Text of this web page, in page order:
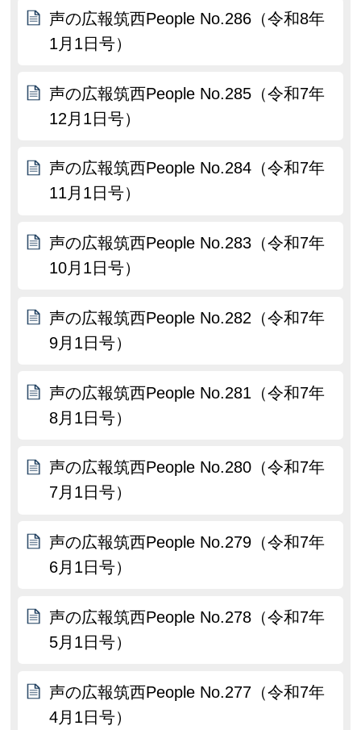
声の広報筑西People No.286（令和8年
1月1日号）
声の広報筑西People No.285（令和7年
12月1日号）
声の広報筑西People No.284（令和7年
11月1日号）
声の広報筑西People No.283（令和7年
10月1日号）
声の広報筑西People No.282（令和7年
9月1日号）
声の広報筑西People No.281（令和7年
8月1日号）
声の広報筑西People No.280（令和7年
7月1日号）
声の広報筑西People No.279（令和7年
6月1日号）
声の広報筑西People No.278（令和7年
5月1日号）
声の広報筑西People No.277（令和7年
4月1日号）